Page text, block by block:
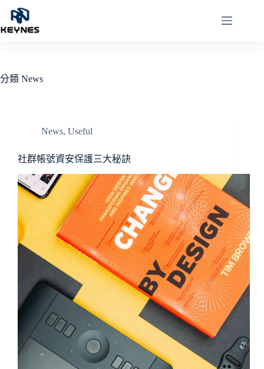
分類 News
News, Useful
社群帳號資安保護三大秘訣